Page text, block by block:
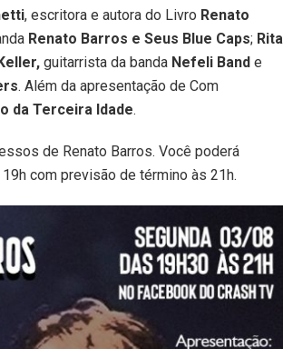
, escritora e autora do Livro Renato
Renato Barros e Seus Blue Caps; Rita
guitarrista da banda Nefeli Band e
. Além da apresentação de Com
da Terceira Idade.
de Renato Barros. Você poderá
com previsão de término às 21h.